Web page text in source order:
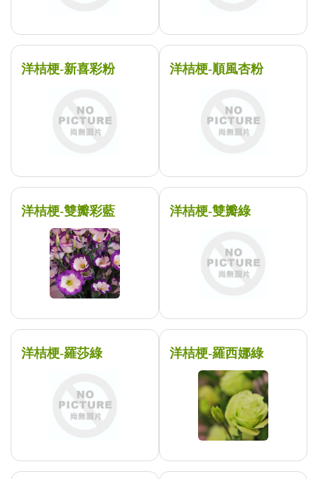
洋桔梗-新喜彩粉 洋桔梗-順風杏粉
洋桔梗-雙瓣彩藍 洋桔梗-雙瓣綠
洋桔梗-羅莎綠 洋桔梗-羅西娜綠